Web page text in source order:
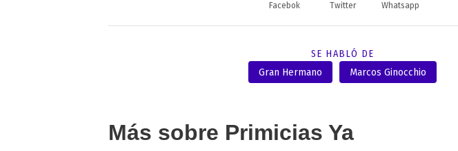
Facebok Twitter Whatsapp
SE HABLÓ DE
Gran Hermano
Marcos Ginocchio
Más sobre Primicias Ya